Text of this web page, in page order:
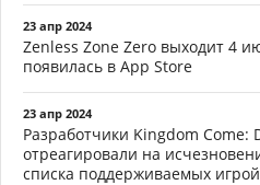
23 апр 2024
Zenless Zone Zero выходит 4
появилась в App Store
23 апр 2024
Разработчики Kingdom Come:
отреагировали на
списка поддерживаемых игрой